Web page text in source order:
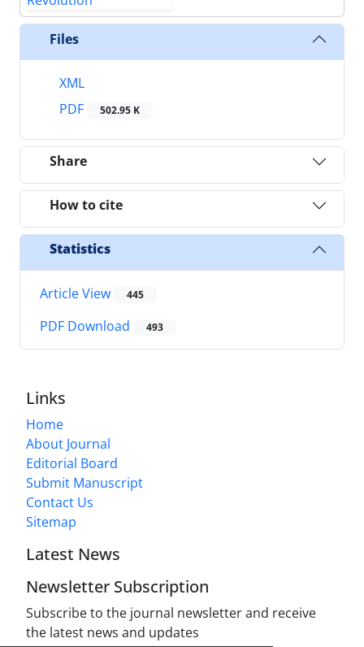
Files
XML
PDF
502.95 K
Share
How to cite
Statistics
Article View 445
PDF Download 493
Links
Home
About Journal
Editorial Board
Submit Manuscript
Contact Us
Sitemap
Latest News
Newsletter Subscription
Subscribe to the journal newsletter and receive
the latest news and updates